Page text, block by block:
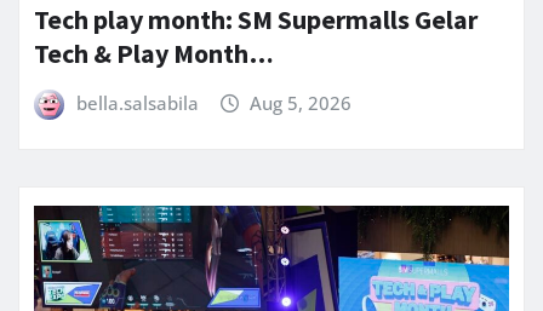
Tech play month: SM Supermalls Gelar
Tech & Play Month…
bella.salsabila Aug 5, 2026